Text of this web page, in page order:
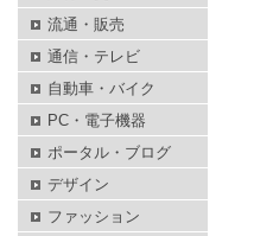
流通・販売
通信・テレビ
自動車・バイク
PC・電子機器
ポータル・ブログ
デザイン
ファッション